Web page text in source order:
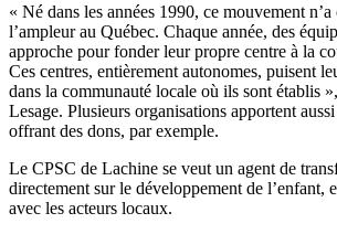
« Né dans les années 1990, ce mouvement n’a
l’ampleur au Québec. Chaque année, des
approche pour fonder leur propre centre à la
Ces centres, entièrement autonomes, puisent
dans la communauté locale où ils sont établis
Lesage. Plusieurs organisations apportent
offrant des dons, par exemple.
Le CPSC de Lachine se veut un agent de
directement sur le développement de l’enfant,
avec les acteurs locaux.